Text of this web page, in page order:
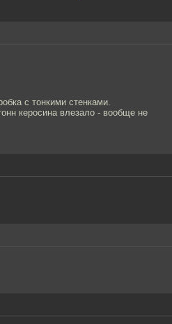
с тонкими стенками.
керосина влезало - вообще не